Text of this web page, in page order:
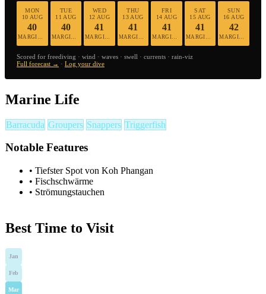
MON
10 AUG
40
TUE
11 AUG
40
WED
12 AUG
41
MARGINAL
THU
13 AUG
41
FRI
14 AUG
41
SAT
15 AUG
41
SUN
16 AUG
42
Scored for freediving · wind · waves · swell · currents · rain-viz
Full forecast → · Log your dive
Marine Life
Barracuda Groupers Snappers Triggerfish
Notable Features
• Tiefster Spot von Koh Phangan
• Fischschwärme
• Strömungstauchen
Best Time to Visit
Jan
Feb
Mar